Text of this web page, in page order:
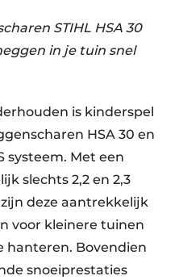
STIHL HSA 30
in je tuin snel
is kinderspel
HSA 30 en
systeem. Met een
slechts 2,2 en 2,3
deze aantrekkelijk
voor kleinere tuinen
hanteren. Bovendien
snoeiprestaties